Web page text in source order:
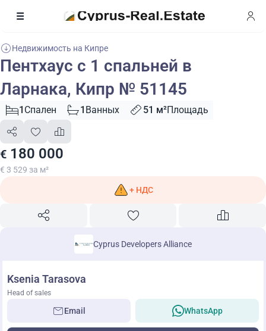
Недвижимость на Кипре
Пентхаус с 1 спальней в
Ларнака, Кипр № 51145
1 Спален 1 Ванных 51 м²Площадь
€ 180 000
€ 3 529 за м²
+ НДС
Cyprus Developers Alliance
Ksenia Tarasova
Head of sales
Email WhatsApp